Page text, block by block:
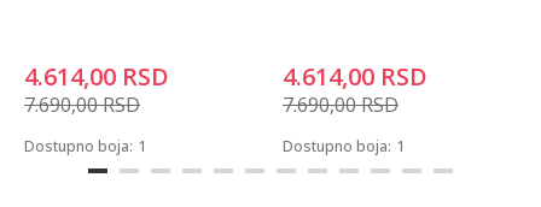
4.614,00 RSD
7.690,00RSD
Dostupno boja: 1
4.614,00 RSD
7.690,00RSD
Dostupno boja: 1